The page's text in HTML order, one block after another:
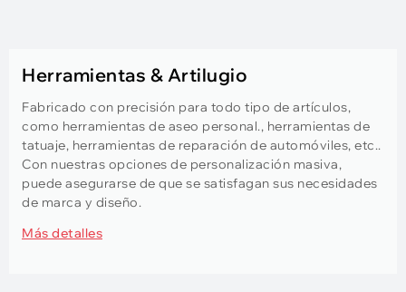
Herramientas & Artilugio
Fabricado con precisión para todo tipo de artículos,
como herramientas de aseo personal., herramientas de
tatuaje, herramientas de reparación de automóviles, etc..
Con nuestras opciones de personalización masiva,
puede asegurarse de que se satisfagan sus necesidades
de marca y diseño.
Más detalles